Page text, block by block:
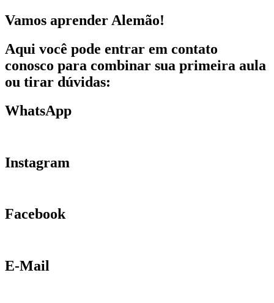
Skip
to
Vamos aprender Alemão!
Aqui você pode entrar em contato
conosco para combinar sua primeira aula
ou tirar dúvidas:
WhatsApp
Instagram
Facebook
E-Mail